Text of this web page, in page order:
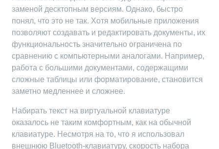
заменой десктопным версиям. Однако, быстро
понял, что это не так. Хотя мобильные приложения
позволяют создавать и редактировать документы, их
функциональность значительно ограничена по
сравнению с компьютерными аналогами. Например,
работа с большими документами, содержащими
сложные таблицы или форматирование, становится
заметно медленнее и сложнее.
Набирать текст на виртуальной клавиатуре
оказалось не таким комфортным, как на обычной
клавиатуре. Несмотря на то, что я использовал
внешнюю Bluetooth-клавиатуру, скорость набора